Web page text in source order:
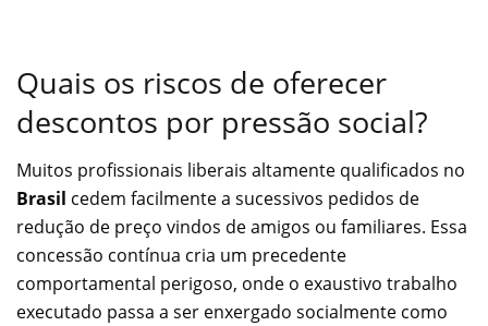
Quais os riscos de oferecer
descontos por pressão social?
Muitos profissionais liberais altamente qualificados no
Brasil cedem facilmente a sucessivos pedidos de
redução de preço vindos de amigos ou familiares. Essa
concessão contínua cria um precedente
comportamental perigoso, onde o exaustivo trabalho
executado passa a ser enxergado socialmente como